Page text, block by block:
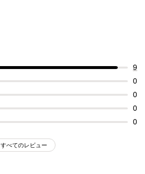
9
0
0
0
0
すべてのレビュー